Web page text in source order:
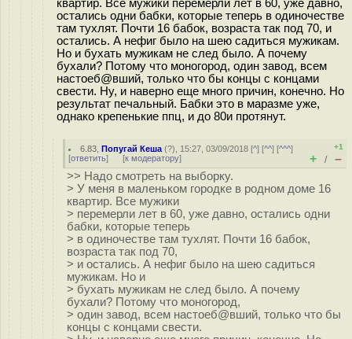
квартир. Все мужики перемерли лет в 60, уже давно,
остались одни бабки, которые теперь в одиночестве
там тухлят. Почти 16 бабок, возраста так под 70, и
остались. А нефиг было на шею садиться мужикам.
Но и бухать мужикам не след было. А почему
бухали? Потому что моногород, один завод, всем
настоeб@вший, только что бы концы с концами
свести. Ну, и наверно еще много причин, конечно. Но
результат печальный. Бабки это в маразме уже,
однако крепенькие ппц, и до 80и протянут.
6.83 ,Попугай Кеша (?), 15:27, 03/09/2018 [^] [^^] [^^^]
[ответить] [к модератору]
+1
+ / –
>> Надо смотреть на выборку.
> У меня в маленьком городке в родном доме 16
квартир. Все мужики
> перемерли лет в 60, уже давно, остались одни
бабки, которые теперь
> в одиночестве там тухлят. Почти 16 бабок,
возраста так под 70,
> и остались. А нефиг было на шею садиться
мужикам. Но и
> бухать мужикам не след было. А почему
бухали? Потому что моногород,
> один завод, всем настоeб@вший, только что бы
концы с концами свести.